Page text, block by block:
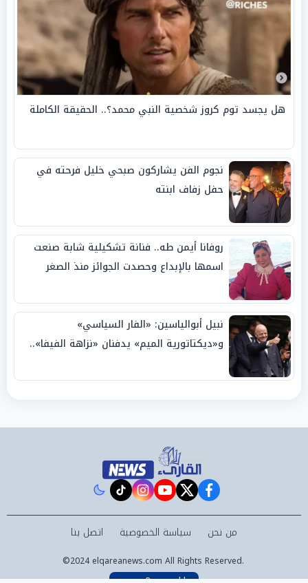
هل يجسد توم كروز شخصية النبي محمد؟.. الحقيقة الكاملة
نجوم الفن يشاركون صبحي خليل فرحته في
حفل زفاف ابنته
روفانا أيمن طه.. فنانة تشكيلية شابة صنعت
اسمها بالإبداع وحصدت الجوائز منذ الصغر
نبيل أبوالياسين: «الفار السياسي»
و«ديكتاتورية الميم» يدفنان «نزاهة الفيفا»..
facebook
twitter
youtube
instagram
tiktok
من نحن سياسة الخصوصية اتصل بنا
©2024 elqareanews.com All Rights Reserved.